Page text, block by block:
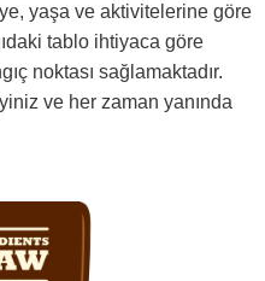
yaşa ve aktivitelerine göre
tablo ihtiyaca göre
noktası sağlamaktadır.
ve her zaman yanında